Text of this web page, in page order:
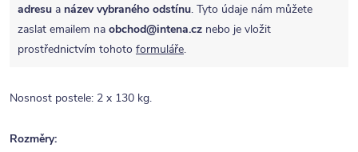
adresu a název vybraného odstínu. Tyto údaje nám můžete
zaslat emailem na obchod@intena.cz nebo je vložit
prostřednictvím tohoto formuláře.
Nosnost postele: 2 x 130 kg.
Rozměry: